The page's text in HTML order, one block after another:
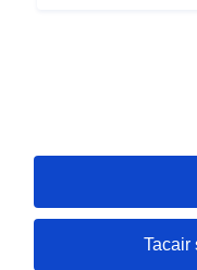
Tacair